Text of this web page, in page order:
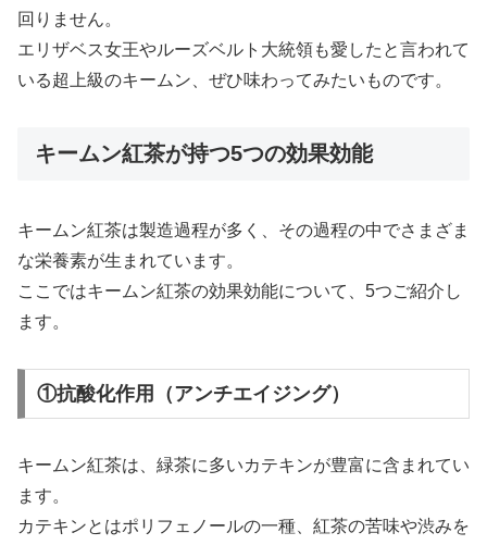
回りません。
エリザベス女王やルーズベルト大統領も愛したと言われて
いる超上級のキームン、ぜひ味わってみたいものです。
キームン紅茶が持つ5つの効果効能
キームン紅茶は製造過程が多く、その過程の中でさまざま
な栄養素が生まれています。
ここではキームン紅茶の効果効能について、5つご紹介し
ます。
①抗酸化作用（アンチエイジング）
キームン紅茶は、緑茶に多いカテキンが豊富に含まれてい
ます。
カテキンとはポリフェノールの一種、紅茶の苦味や渋みを